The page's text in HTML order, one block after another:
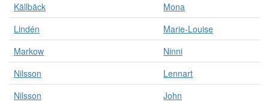
Källbäck
Mona
Lindén
Marie-Louise
Markow
Ninni
Nilsson
Lennart
Nilsson
John